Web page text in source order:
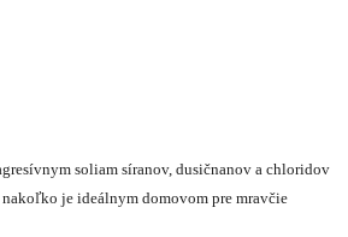
soliam síranov, dusičnanov a chloridov
je ideálnym domovom pre mravčie